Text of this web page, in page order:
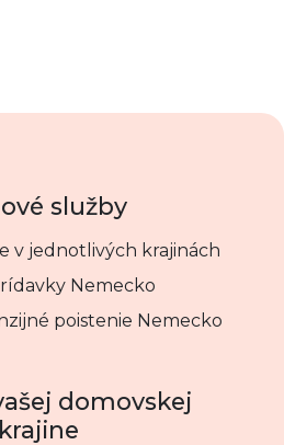
služby
v jednotlivých krajinách
Nemecko
poistenie Nemecko
domovskej
krajine